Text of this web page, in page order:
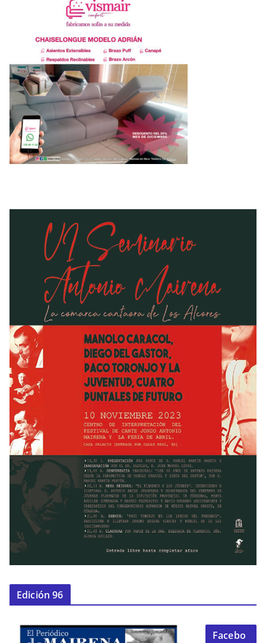
Edición 96
Facebo